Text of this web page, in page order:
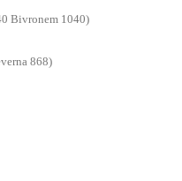
Bivronem 1040)
868)